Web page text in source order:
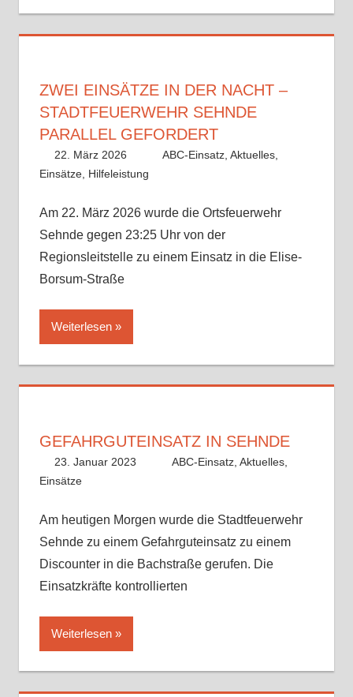
ZWEI EINSÄTZE IN DER NACHT –
STADTFEUERWEHR SEHNDE
PARALLEL GEFORDERT
22. März 2026 Benedikt Nolle
ABC-Einsatz, Aktuelles,
Einsätze, Hilfeleistung
Am 22. März 2026 wurde die Ortsfeuerwehr
Sehnde gegen 23:25 Uhr von der
Regionsleitstelle zu einem Einsatz in die Elise-
Borsum-Straße
Weiterlesen
GEFAHRGUTEINSATZ IN SEHNDE
23. Januar 2023 Benedikt Nolle
ABC-Einsatz, Aktuelles,
Einsätze
Am heutigen Morgen wurde die Stadtfeuerwehr
Sehnde zu einem Gefahrguteinsatz zu einem
Discounter in die Bachstraße gerufen. Die
Einsatzkräfte kontrollierten
Weiterlesen